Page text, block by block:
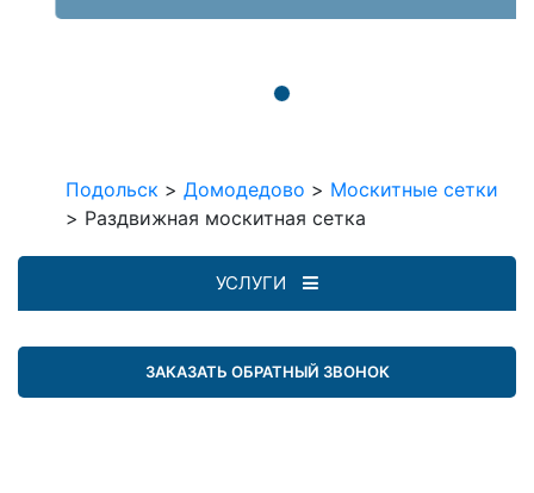
Подольск > Домодедово > Москитные сетки
> Раздвижная москитная сетка
УСЛУГИ
ЗАКАЗАТЬ ОБРАТНЫЙ ЗВОНОК